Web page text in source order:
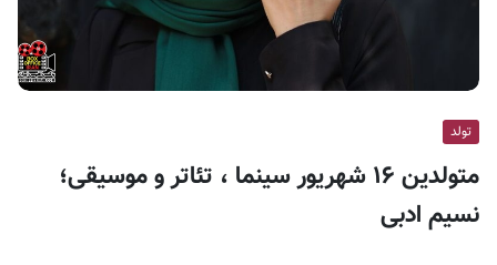
تولد
متولدین ۱۶ شهریور سینما ، تئاتر و موسیقی؛
نسیم ادبی